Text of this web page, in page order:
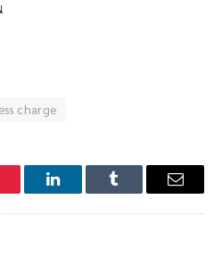
charge
LinkedInTumblr Email